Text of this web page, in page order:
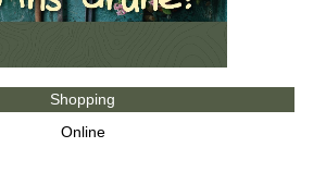
Shopping
Online